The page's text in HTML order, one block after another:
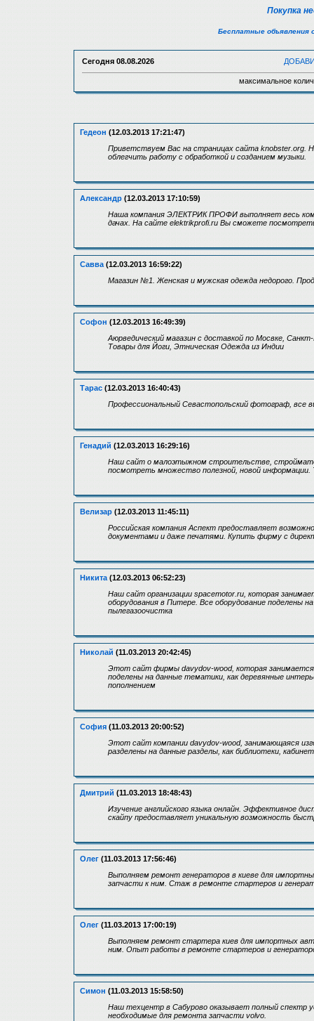
Покупка
Бесплатные объявления
Сегодня 08.08.2026
максимальное
Гедеон (12.03.2013 17:21:47)
Приветствуем Вас на страницах сайта
облегчить работу с обработкой и созданием музыки.
Александр (12.03.2013 17:10:59)
Наша компания ЭЛЕКТРИК ПРОФИ выполняет весь
дачах. На сайте elektrikprofi.ru Вы сможете
Савва (12.03.2013 16:59:22)
Магазин №1. Женская и мужская одежда недорого.
Софон (12.03.2013 16:49:39)
Аюрведический магазин c доставкой по Мосвке,
Товары для Йоги, Этническая Одежда из Индии
Тарас (12.03.2013 16:40:43)
Профессиональный Севастопольский фотограф, все
Генадий (12.03.2013 16:29:16)
Наш сайт о малоэтыжном строительстве,
посмотреть множество полезной, новой
Велизар (12.03.2013 11:45:11)
Российская компания Аспект предоставляет
документами и даже печатями. Купить фирму с
Никита (12.03.2013 06:52:23)
Наш сайт организации spacemotor.ru, которая
оборудования в Питере. Все оборудование поделены
пылегазоочистка
Николай (11.03.2013 20:42:45)
Этот сайт фирмы davydov-wood, которая занимается
поделены на данные тематики, как деревянные
пополнением
София (11.03.2013 20:00:52)
Этот сайт компании davydov-wood, занимающаяся
разделены на данные разделы, как библиотеки,
Дмитрий (11.03.2013 18:48:43)
Изучение английского языка онлайн. Эффективное
скайпу предоставляет уникальную возможность
Олег (11.03.2013 17:56:46)
Выполняем ремонт генераторов в киеве для
запчасти к ним. Стаж в ремонте стартеров и
Олег (11.03.2013 17:00:19)
Выполняем ремонт стартера киев для импортных
ним. Опыт работы в ремонте стартеров и
Симон (11.03.2013 15:58:50)
Наш техцентр в Сабурово оказывает полный спектр
необходимые для ремонта запчасти volvo.